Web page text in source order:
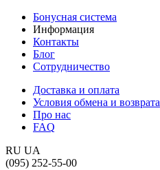
Бонусная система
Информация
Контакты
Блог
Сотрудничество
Доставка и оплата
Условия обмена и возврата
Про нас
FAQ
RU UA
(095) 252-55-00